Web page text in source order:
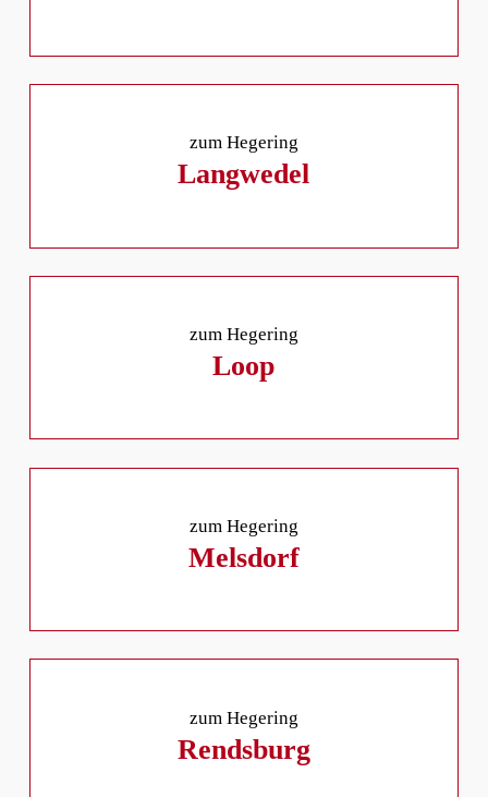
zum Hegering
Langwedel
zum Hegering
Loop
zum Hegering
Melsdorf
zum Hegering
Rendsburg